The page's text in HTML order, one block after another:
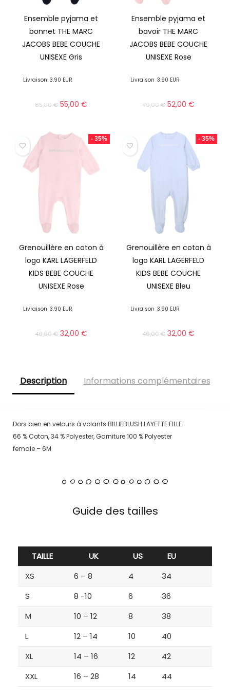
Ensemble pyjama et
bonnet THE MARC
JACOBS BEBE COUCHE
UNISEXE Gris
Livraison 3.90 EUR
85,00€ 55,00€
Ensemble pyjama et
bavoir THE MARC
JACOBS BEBE COUCHE
UNISEXE Rose
Livraison 3.90 EUR
79,00€ 52,00 €
- 35%
Grenouillère en coton à
logo KARL LAGERFELD
KIDS BEBE COUCHE
UNISEXE Rose
Livraison 3.90 EUR
49,00€ 32,00€
- 35%
Grenouillère en coton à
logo KARL LAGERFELD
KIDS BEBE COUCHE
UNISEXE Bleu
Livraison 3.90 EUR
49,00€ 32,00€
Description Informations complémentaires
Dors bien en velours à volants BILLIEBLUSH LAYETTE FILLE
66 % Coton, 34 % Polyester, Garniture 100 % Polyester
female – 6M
Guide des tailles
TAILLE UK US
EU
XS
6 – 8 4
34
S
8 -10 6
36
M
10 – 12 8
38
L
12 – 14 10
40
XL
14 – 16 12
42
XXL
16 – 28 14 44